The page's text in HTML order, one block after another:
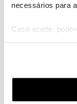
necessários para
Caso aceite,
funcionalidades
funcionalidade) e
(cookies de
utilização dos
Hall of